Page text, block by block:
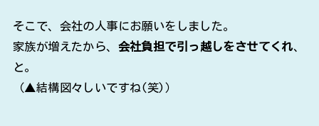
そこで、会社の人事にお願いをしました。
家族が増えたから、 会社負担で引っ越しをさせてくれ、
と。
（▲結構図々しいですね(笑)）